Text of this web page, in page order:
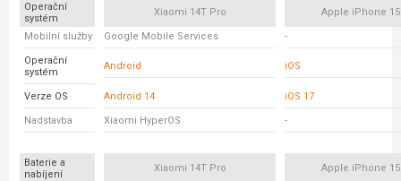
Operační
systém
Xiaomi 14T Pro Apple iPhone
Mobilní služby Google Mobile Services -
Operační
systém
Android iOS
Verze OS Android 14 iOS 17
Nadstavba Xiaomi HyperOS -
Baterie a
nabíjení
Xiaomi 14T Pro Apple iPhone